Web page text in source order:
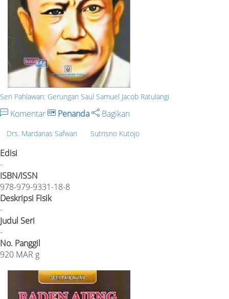
Seri Pahlawan: Gerungan Saul Samuel Jacob Ratulangi
Komentar Penanda Bagikan
Drs. Mardanas Safwan Sutrisno Kutojo
Edisi
-
ISBN/ISSN
978-979-9331-18-8
Deskripsi Fisik
-
Judul Seri
-
No. Panggil
920 MAR g